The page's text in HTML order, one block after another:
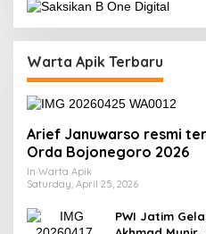
Warta Apik Terbaru
Arief Januwarso resmi
Orda Bojonegoro 2026
In Warta Apik
Saturday, April 25, 2026
PWI Jatim